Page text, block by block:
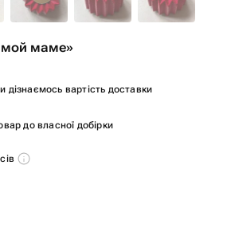
маме»
дізнаємось вартість доставки
до власної добірки